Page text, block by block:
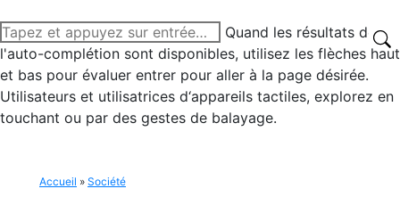
Recherche
:
Quand les résultats de
l'auto-complétion sont disponibles, utilisez les flèches haut
et bas pour évaluer entrer pour aller à la page désirée.
Utilisateurs et utilisatrices d‘appareils tactiles, explorez en
touchant ou par des gestes de balayage.
Accueil » Société